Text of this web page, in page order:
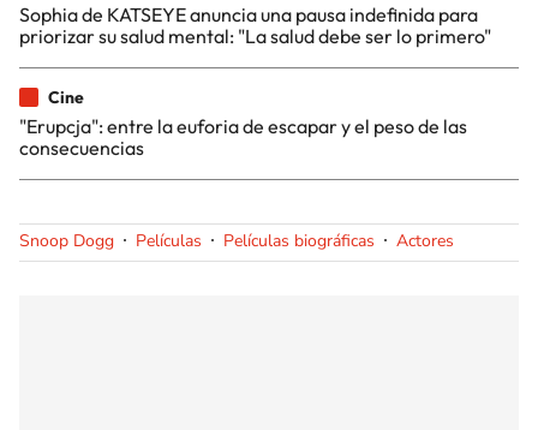
Sophia de KATSEYE anuncia una pausa indefinida para
priorizar su salud mental: "La salud debe ser lo primero"
Cine
"Erupcja": entre la euforia de escapar y el peso de las
consecuencias
Snoop Dogg Películas Películas biográficas Actores